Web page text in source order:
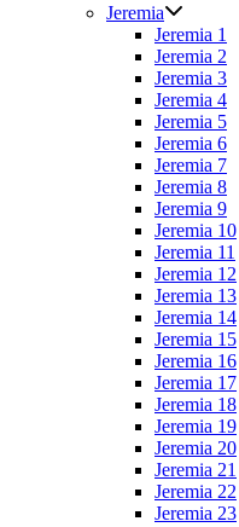
Jeremia
Jeremia 1
Jeremia 2
Jeremia 3
Jeremia 4
Jeremia 5
Jeremia 6
Jeremia 7
Jeremia 8
Jeremia 9
Jeremia 10
Jeremia 11
Jeremia 12
Jeremia 13
Jeremia 14
Jeremia 15
Jeremia 16
Jeremia 17
Jeremia 18
Jeremia 19
Jeremia 20
Jeremia 21
Jeremia 22
Jeremia 23